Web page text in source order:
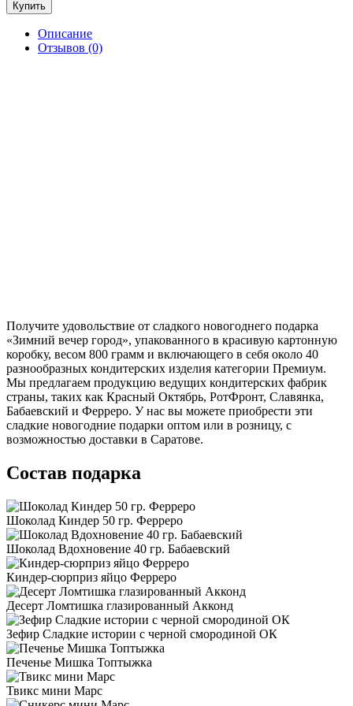
Купить
Описание
Отзывов (0)
Получите удовольствие от сладкого новогоднего подарка
«Зимний вечер город», упакованного в красивую картонную
коробку, весом 800 грамм и включающего в себя около 40
разнообразных кондитерских изделия категории Премиум.
Мы предлагаем продукцию ведущих кондитерских фабрик
страны, таких как Красный Октябрь, РотФронт, Славянка,
Бабаевский и Ферреро. У нас вы можете приобрести эти
сладкие новогодние подарки оптом или в розницу, с
возможностью доставки в Саратове.
Состав подарка
Шоколад Киндер 50 гр. Ферреро
Шоколад Вдохновение 40 гр. Бабаевский
Киндер-сюрприз яйцо Ферреро
Десерт Ломтишка глазированный Акконд
Зефир Сладкие истории с черной смородиной ОК
Печенье Мишка Топтыжка
Твикс мини Марс